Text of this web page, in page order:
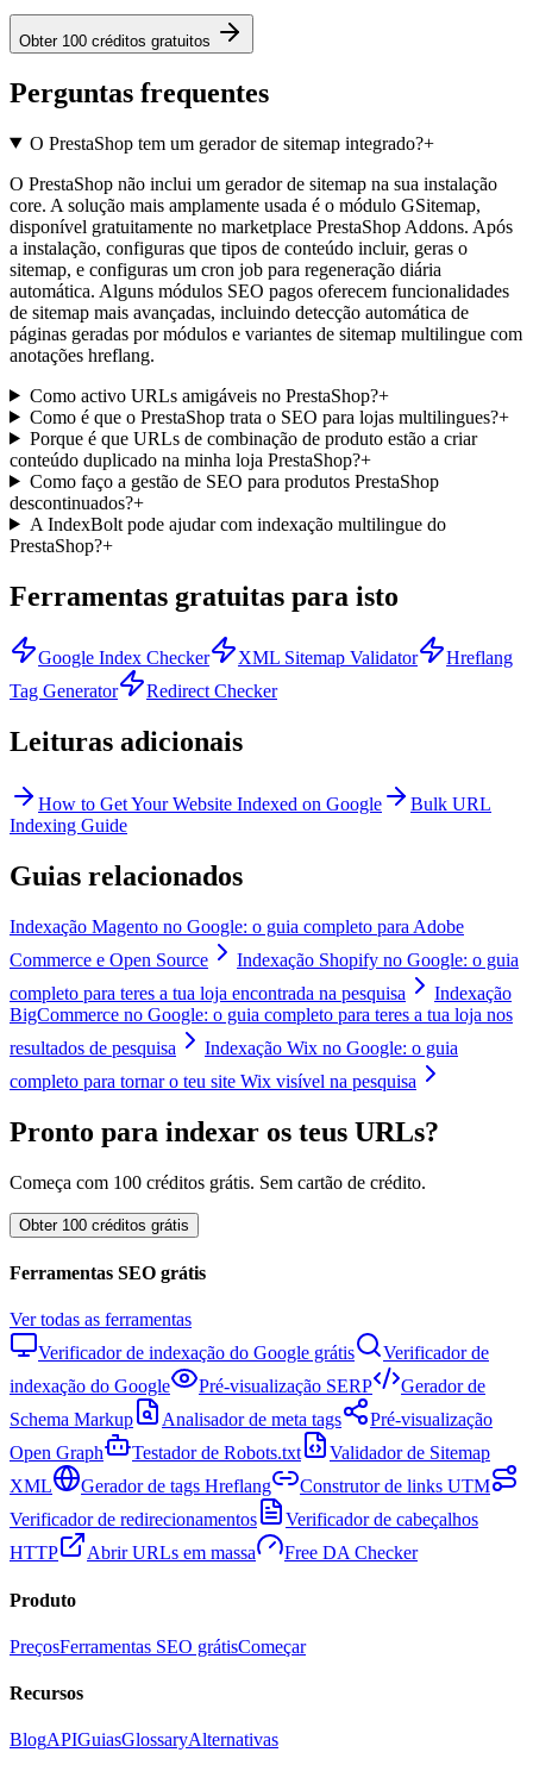
Obter 100 créditos gratuitos
Perguntas frequentes
O PrestaShop tem um gerador de sitemap integrado?+
O PrestaShop não inclui um gerador de sitemap na sua instalação
core. A solução mais amplamente usada é o módulo GSitemap,
disponível gratuitamente no marketplace PrestaShop Addons. Após
a instalação, configuras que tipos de conteúdo incluir, geras o
sitemap, e configuras um cron job para regeneração diária
automática. Alguns módulos SEO pagos oferecem funcionalidades
de sitemap mais avançadas, incluindo detecção automática de
páginas geradas por módulos e variantes de sitemap multilingue com
anotações hreflang.
Como activo URLs amigáveis no PrestaShop?+
Como é que o PrestaShop trata o SEO para lojas multilingues?+
Porque é que URLs de combinação de produto estão a criar
conteúdo duplicado na minha loja PrestaShop?+
Como faço a gestão de SEO para produtos PrestaShop
descontinuados?+
A IndexBolt pode ajudar com indexação multilingue do
PrestaShop?+
Ferramentas gratuitas para isto
Google Index Checker XML Sitemap Validator
Hreflang
Tag Generator
Redirect Checker
Leituras adicionais
How to Get Your Website Indexed on Google
Bulk URL
Indexing Guide
Guias relacionados
Indexação Magento no Google: o guia completo para Adobe
Commerce e Open Source
Indexação Shopify no Google: o guia
completo para teres a tua loja encontrada na pesquisa
Indexação
BigCommerce no Google: o guia completo para teres a tua loja nos
resultados de pesquisa
Indexação Wix no Google: o guia
completo para tornar o teu site Wix visível na pesquisa
Pronto para indexar os teus URLs?
Começa com 100 créditos grátis. Sem cartão de crédito.
Obter 100 créditos grátis
Ferramentas SEO grátis
Ver todas as ferramentas
Verificador de indexação do Google grátis
Verificador de
indexação do Google
Pré-visualização SERP
Gerador de
Schema Markup
Analisador de meta tags
Pré-visualização
Open Graph
Testador de Robots.txt
Validador de Sitemap
XML
Gerador de tags Hreflang
Construtor de links UTM
Verificador de redirecionamentos
Verificador de cabeçalhos
HTTP
Abrir URLs em massa Free DA Checker
Produto
PreçosFerramentas SEO grátisComeçar
Recursos
BlogAPIGuiasGlossaryAlternativas